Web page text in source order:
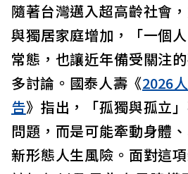
隨著台灣邁入超高齡社會
與獨居家庭增加，「一個
常態，也讓近年備受關注
多討論。國泰人壽《2026
告》指出，「孤獨與孤立
問題，而是可能牽動身體
新形態人生風險。面對這